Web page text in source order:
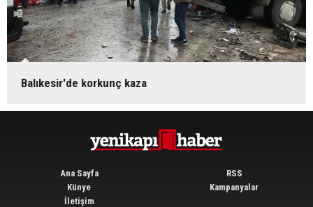
Balıkesir'de korkunç kaza
Ana Sayfa
Künye
İletişim
RSS
Kampanyalar